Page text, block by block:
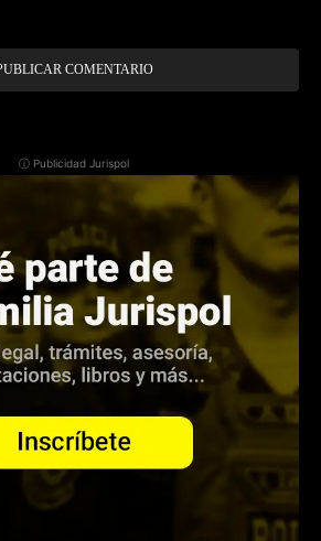
ⓘ Publicidad Jurispol